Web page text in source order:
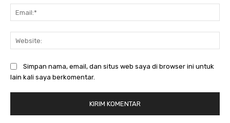
Simpan nama, email, dan situs web saya di browser ini untuk
lain kali saya berkomentar.